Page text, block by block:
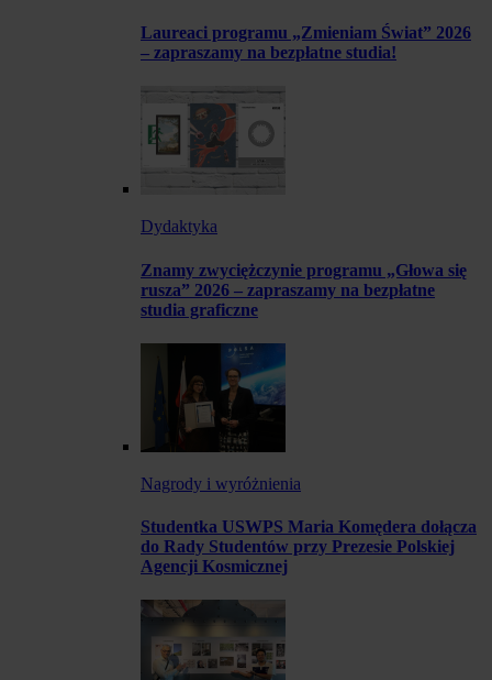
Laureaci programu „Zmieniam Świat” 2026
– zapraszamy na bezpłatne studia!
Dydaktyka
Znamy zwyciężczynie programu „Głowa się
rusza” 2026 – zapraszamy na bezpłatne
studia graficzne
Nagrody i wyróżnienia
Studentka USWPS Maria Komędera dołącza
do Rady Studentów przy Prezesie Polskiej
Agencji Kosmicznej